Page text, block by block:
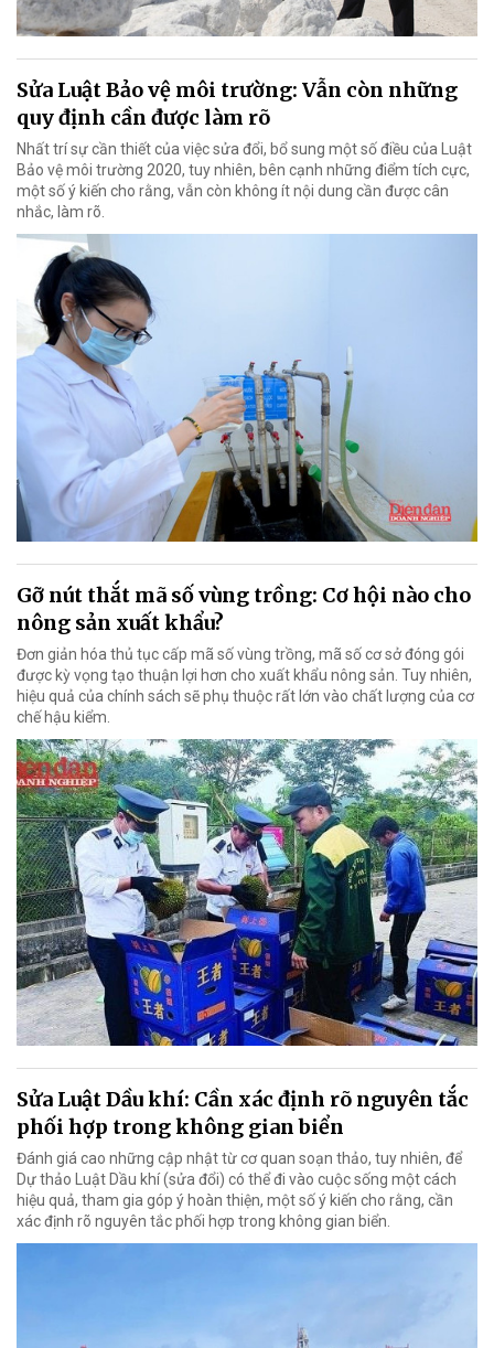
Sửa Luật Bảo vệ môi trường: Vẫn còn những
quy định cần được làm rõ
Nhất trí sự cần thiết của việc sửa đổi, bổ sung một số điều của Luật
Bảo vệ môi trường 2020, tuy nhiên, bên cạnh những điểm tích cực,
một số ý kiến cho rằng, vẫn còn không ít nội dung cần được cân
nhắc, làm rõ.
Gỡ nút thắt mã số vùng trồng: Cơ hội nào cho
nông sản xuất khẩu?
Đơn giản hóa thủ tục cấp mã số vùng trồng, mã số cơ sở đóng gói
được kỳ vọng tạo thuận lợi hơn cho xuất khẩu nông sản. Tuy nhiên,
hiệu quả của chính sách sẽ phụ thuộc rất lớn vào chất lượng của cơ
chế hậu kiểm.
Sửa Luật Dầu khí: Cần xác định rõ nguyên tắc
phối hợp trong không gian biển
Đánh giá cao những cập nhật từ cơ quan soạn thảo, tuy nhiên, để
Dự thảo Luật Dầu khí (sửa đổi) có thể đi vào cuộc sống một cách
hiệu quả, tham gia góp ý hoàn thiện, một số ý kiến cho rằng, cần
xác định rõ nguyên tắc phối hợp trong không gian biển.